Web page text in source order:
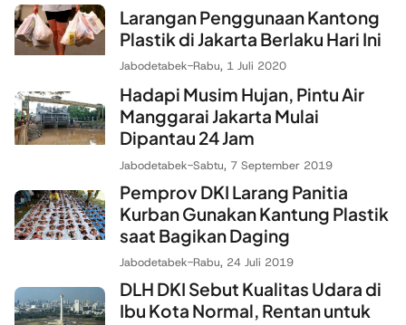
Larangan Penggunaan Kantong
Plastik di Jakarta Berlaku Hari Ini
Jabodetabek-Rabu, 1 Juli 2020
Hadapi Musim Hujan, Pintu Air
Manggarai Jakarta Mulai
Dipantau 24 Jam
Jabodetabek-Sabtu, 7 September 2019
Pemprov DKI Larang Panitia
Kurban Gunakan Kantung Plastik
saat Bagikan Daging
Jabodetabek-Rabu, 24 Juli 2019
DLH DKI Sebut Kualitas Udara di
Ibu Kota Normal, Rentan untuk